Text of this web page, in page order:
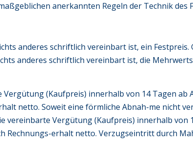
anerkannten Regeln der Technik des
anderes schriftlich vereinbart ist, ein Festpreis.
anderes schriftlich vereinbart ist, die
(Kaufpreis) innerhalb von 14 Tagen ab
netto. Soweit eine förmliche Abnah-me nicht
vereinbarte Vergütung (Kaufpreis) innerhalb von
Rechnungs-erhalt netto. Verzugseintritt durch